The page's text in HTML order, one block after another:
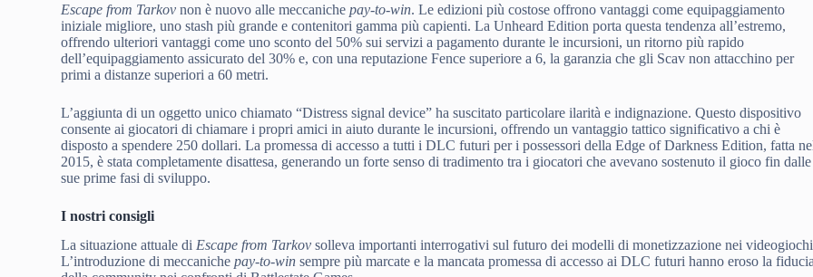
Escape from Tarkov non è nuovo alle meccanichepay-to-win. Le edizioni più costose offrono vantaggi come equipaggiamento
iniziale migliore, uno stash più grande e contenitori gamma più capienti. La Unheard Edition porta questa tendenza all’estremo,
offrendo ulteriori vantaggi come uno sconto del 50% sui servizi a pagamento durante le incursioni, un ritorno più rapido
dell’equipaggiamento assicurato del 30% e, con una reputazione Fence superiore a 6, la garanzia che gli Scav non attacchino per
primi a distanze superiori a 60 metri.
L’aggiunta di un oggetto unico chiamato “Distress signal device” ha suscitato particolare ilarità e indignazione. Questo dispositivo
consente ai giocatori di chiamare i propri amici in aiuto durante le incursioni, offrendo un vantaggio tattico significativo a chi è
disposto a spendere 250 dollari. La promessa di accesso a tutti i DLC futuri per i possessori della Edge of Darkness Edition, fatta
2015, è stata completamente disattesa, generando un forte senso di tradimento tra i giocatori che avevano sostenuto il gioco fin dalle
sue prime fasi di sviluppo.
I nostri consigli
La situazione attuale di Escape from Tarkov solleva importanti interrogativi sul futuro dei modelli di monetizzazione nei
L’introduzione di meccanichepay-to-win sempre più marcate e la mancata promessa di accesso ai DLC futuri hanno eroso la